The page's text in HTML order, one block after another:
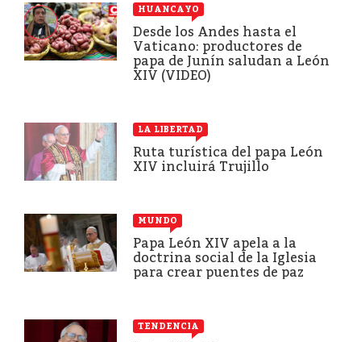
HUANCAYO
Desde los Andes hasta el
Vaticano: productores de
papa de Junín saludan a León
XIV (VIDEO)
LA LIBERTAD
Ruta turística del papa León
XIV incluirá Trujillo
MUNDO
Papa León XIV apela a la
doctrina social de la Iglesia
para crear puentes de paz
TENDENCIA